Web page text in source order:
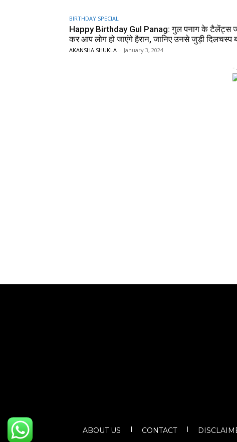
BIRTHDAY SPECIAL
Happy Birthday Gul Panag: गुल पनाग के टैलेंट्स
कर आप लोग हो जाएंगे हैरान, जानिए उनसे जुड़ी दिलचस्प
AKANSHA SHUKLA - January 3, 2024
-
ABOUT US CONTACT